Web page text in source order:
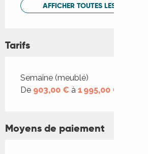
AFFICHER TOUTES LES
Tarifs
Tarifs 2026
Semaine (meublé)
De 903,00 € à 1 995,00 €
Moyens de paiement